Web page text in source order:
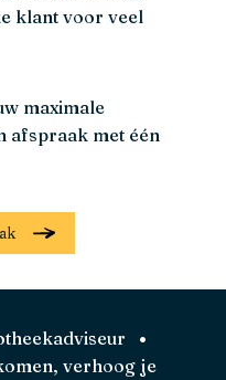
klant voor veel
maximale
afspraak met één
verhoog je